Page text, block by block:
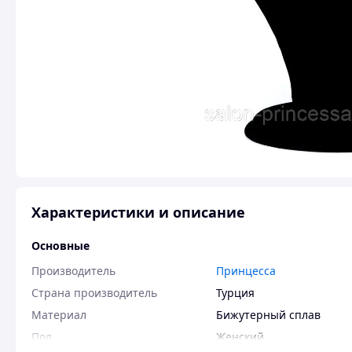
Характеристики и описание
Основные
Производитель
Принцесса
Страна производитель
Турция
Материал
Бижутерный сплав
Пол
Женский